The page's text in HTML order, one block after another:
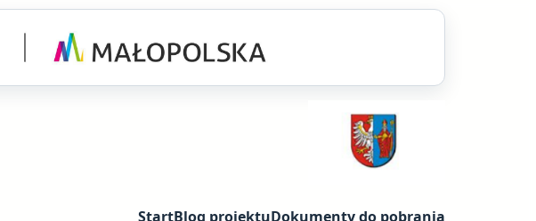
StartBlog projektuDokumenty do pobrania